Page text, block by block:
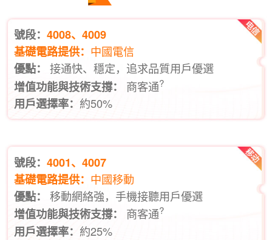
號段：4008、4009
基礎電路提供： 中國電信
優點：
接通快、穩定，追求品質用戶優選
增值功能與技術支撐：
商客通?
用戶選擇率： 約50%
號段：4001、4007
基礎電路提供： 中國移動
優點：
移動網絡強，手機接聽用戶優選
增值功能與技術支撐：
商客通?
用戶選擇率： 約25%